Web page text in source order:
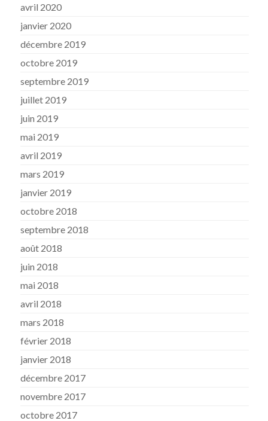
avril 2020
janvier 2020
décembre 2019
octobre 2019
septembre 2019
juillet 2019
juin 2019
mai 2019
avril 2019
mars 2019
janvier 2019
octobre 2018
septembre 2018
août 2018
juin 2018
mai 2018
avril 2018
mars 2018
février 2018
janvier 2018
décembre 2017
novembre 2017
octobre 2017